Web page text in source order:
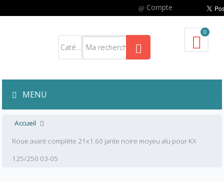
Compte
0
MENU
Accueil
Roue avant complète 21x1.60 jante noire moyeu alu pour KX
125/250 03-05